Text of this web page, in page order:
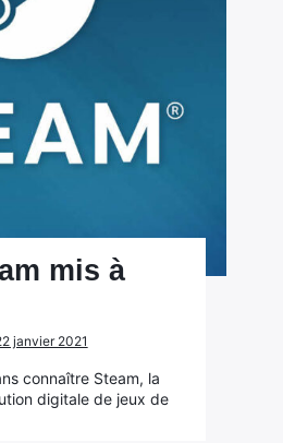
mis à
janvier 2021
connaître Steam, la
digitale de jeux de